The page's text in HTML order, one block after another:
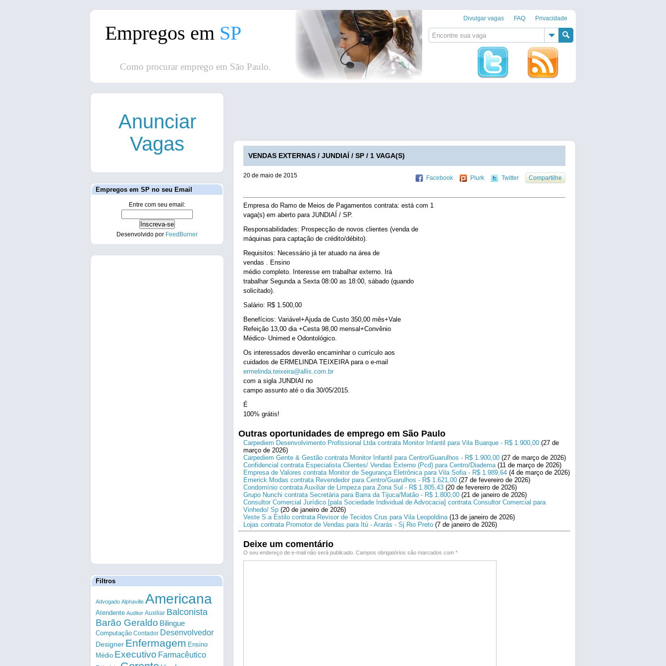
Divulgar vagas FAQ Privacidade
Empregos em SP
Como procurar emprego em São Paulo.
VENDAS EXTERNAS / JUNDIAÍ / SP / 1 VAGA(S)
20 de maio de 2015 Facebook Plurk Twitter Compartilhe
Empresa do Ramo de Meios de Pagamentos contrata: está com 1
vaga(s) em aberto para JUNDIAÍ / SP.
Responsabilidades: Prospecção de novos clientes (venda de
máquinas para captação de crédito/débito).
Requisitos: Necessário já ter atuado na área de
vendas . Ensino
médio completo. Interesse em trabalhar externo. Irá
trabalhar Segunda a Sexta 08:00 as 18:00, sábado (quando
solicitado).
Salário: R$ 1.500,00
Benefícios: Variável+Ajuda de Custo 350,00 mês+Vale
Refeição 13,00 dia +Cesta 98,00 mensal+Convênio
Médico- Unimed e Odontológico.
Os interessados deverão encaminhar o currículo aos
cuidados de ERMELINDA TEIXEIRA para o e-mail
ermelinda.teixeira@allis.com.br
com a sigla JUNDIAI no
campo assunto até o dia 30/05/2015.
É
100% grátis!
Outras oportunidades de emprego em São Paulo
Carpediem Desenvolvimento Profissional Ltda contrata Monitor Infantil para Vila Buarque - R$ 1.900,00 (27 de
março de 2026)
Carpediem Gente & Gestão contrata Monitor Infantil para Centro/Guarulhos - R$ 1.900,00 (27 de março de 2026)
Confidencial contrata Especialista Clientes/ Vendas Externo (Pcd) para Centro/Diadema(11 de março de 2026)
Empresa de Valores contrata Monitor de Segurança Eletrônica para Vila Sofia - R$ 1.989,64 (4 de março de 2026)
Emerick Modas contrata Revendedor para Centro/Guarulhos - R$ 1.621,00 (27 de fevereiro de 2026)
Condomínio contrata Auxiliar de Limpeza para Zona Sul - R$ 1.805,43 (20 de fevereiro de 2026)
Grupo Nunchi contrata Secretária para Barra da Tijuca/Matão - R$ 1.800,00 (21 de janeiro de 2026)
Consultor Comercial Jurídico [pala Sociedade Individual de Advocacia] contrata Consultor Comercial para
Vinhedo/ Sp (20 de janeiro de 2026)
Veste S.a Estilo contrata Revisor de Tecidos Crus para Vila Leopoldina(13 de janeiro de 2026)
Lojas contrata Promotor de Vendas para Itú - Ararás - Sj Rio Preto (7 de janeiro de 2026)
Deixe um comentário
O seu endereço de e-mail não será publicado. Campos obrigatórios são marcados com *
Anunciar
Vagas
Empregos em SP no seu Email
Entre com seu email:
Desenvolvido por FeedBurner
Filtros
Advogado Alphaville Americana
Atendente Auditor Auxiliar Balconista
Barão Geraldo Bilingue
Computação Contador Desenvolvedor
Designer Enfermagem Ensino
Médio Executivo Farmacêutico